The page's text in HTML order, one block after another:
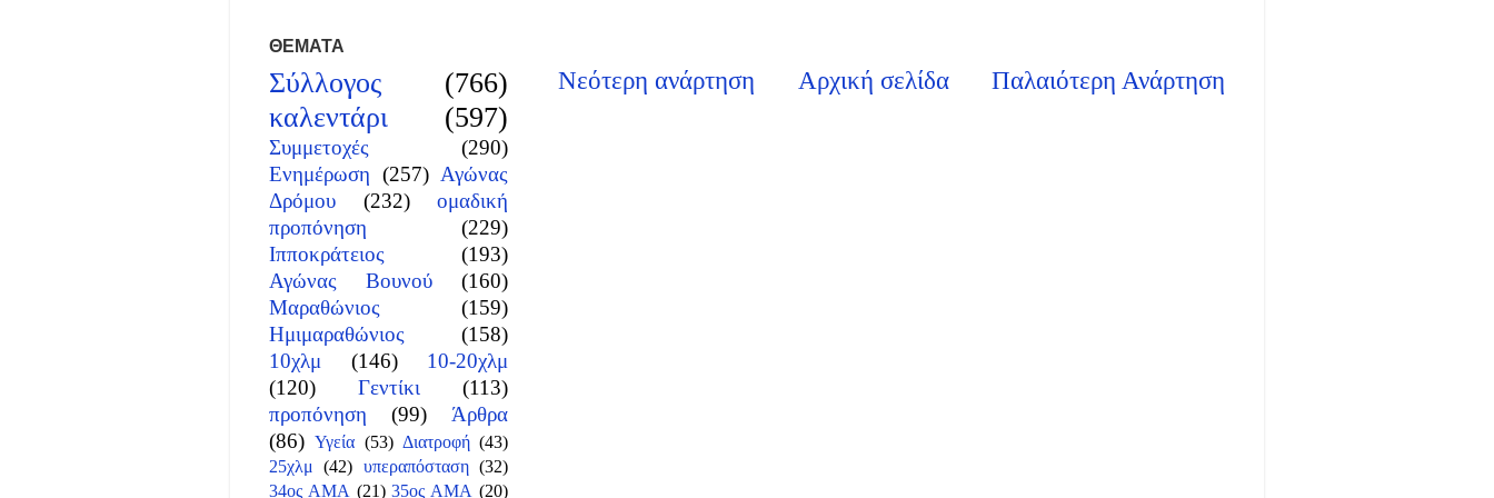
Νεότερη ανάρτηση Παλαιότερη Ανάρτηση
Αρχική σελίδα
ΘΕΜΑΤΑ
Σύλλογος
(766)
καλεντάρι
(597)
Συμμετοχές
(290)
Ενημέρωση (257) Αγώνας
Δρόμου
(232)
ομαδική
προπόνηση
(229)
Ιπποκράτειος
(193)
Αγώνας Βουνού
(160)
Μαραθώνιος
(159)
Ημιμαραθώνιος
(158)
10χλμ
(146)
10-20χλμ
(120)
Γεντίκι
(113)
προπόνηση
(99)
Άρθρα
(86) Υγεία (53) Διατροφή (43)
25χλμ (42) υπεραπόσταση (32)
34ος ΑΜΑ (21) 35ος ΑΜΑ (20)